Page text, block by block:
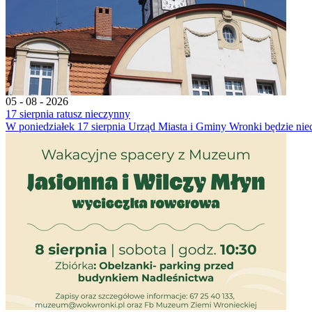
05 - 08 - 2026
17 sierpnia ratusz nieczynny
W poniedziałek 17 sierpnia Urząd Miasta i Gminy Wronki będzie